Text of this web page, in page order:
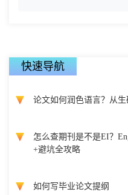
快速导航
论文如何润色语言？从
怎么查期刊是不是EI？
+避坑全攻略
如何写毕业论文提纲